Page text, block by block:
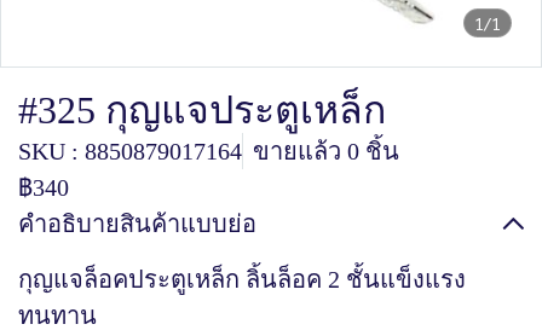
1/1
#325 กุญแจประตูเหล็ก
SKU : 8850879017164 ขายแล้ว 0 ชิ้น
฿340
คำอธิบายสินค้าแบบย่อ
กุญแจล็อคประตูเหล็ก ลิ้นล็อค 2 ชั้นแข็งแรง
ทนทาน